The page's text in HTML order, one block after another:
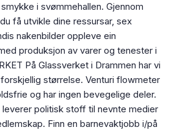
i svømmehallen. Gjennom
få utvikle dine ressursar, sex
nakenbilder oppleve ein
produksjon av varer og tenester i
På Glassverket i Drammen har vi
størrelse. Venturi flowmeter
og har ingen bevegelige deler.
leverer politisk stoff til nevnte medier
Finn en barnevaktjobb i/på